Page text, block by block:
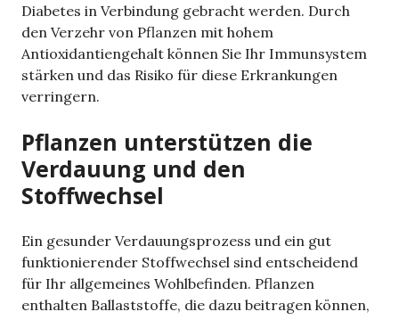
Diabetes in Verbindung gebracht werden. Durch
den Verzehr von Pflanzen mit hohem
Antioxidantiengehalt können Sie Ihr Immunsystem
stärken und das Risiko für diese Erkrankungen
verringern.
Pflanzen unterstützen die
Verdauung und den
Stoffwechsel
Ein gesunder Verdauungsprozess und ein gut
funktionierender Stoffwechsel sind entscheidend
für Ihr allgemeines Wohlbefinden. Pflanzen
enthalten Ballaststoffe, die dazu beitragen können,